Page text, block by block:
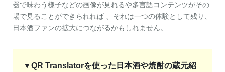
器で味わう様子などの画像が見れるや多言語コンテンツがその
場で見ることができられれば 、それは一つの体験として残り、
日本酒ファンの拡大につながるかもしれません。
▼QR Translatorを使った日本酒や焼酎の蔵元紹